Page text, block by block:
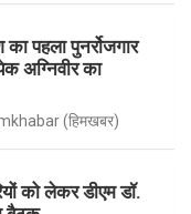
पहला पुनर्रोजगार
अग्निवीर का
(हिमखबर)
को लेकर डीएम डॉ.